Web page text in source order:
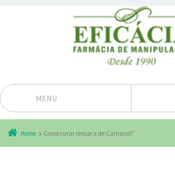
MENU
Pular para o conteúdo
Home Como curar ressaca de Carnaval?